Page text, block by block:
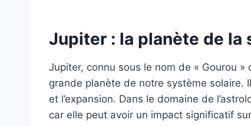
Jupiter : la planète de la
Jupiter, connu sous le nom de « Gourou
grande planète de notre système solaire.
et l’expansion. Dans le domaine de
car elle peut avoir un impact significatif